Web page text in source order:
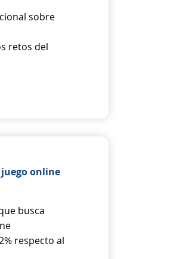
sobre
retos del
online
busca
respecto al